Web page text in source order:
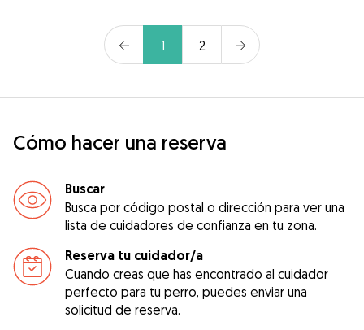
1 2
Cómo hacer una reserva
Buscar
Busca por código postal o dirección para ver una
lista de cuidadores de confianza en tu zona.
Reserva tu cuidador/a
Cuando creas que has encontrado al cuidador
perfecto para tu perro, puedes enviar una
solicitud de reserva.